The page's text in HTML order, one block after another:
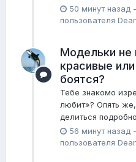
50 минут назад -
пользователя
Модельки не
красивые
боятся?
Тебе знакомо
любит»? Опять
делиться
56 минут назад -
пользователя